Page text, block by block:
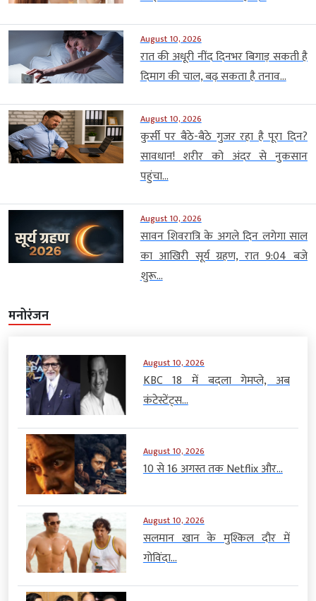
August 10, 2026
रात की अधूरी नींद दिनभर बिगाड़ सकती है
दिमाग की चाल, बढ़ सकता है तनाव...
August 10, 2026
कुर्सी पर बैठे-बैठे गुजर रहा है पूरा दिन?
सावधान! शरीर को अंदर से नुकसान
पहुंचा...
August 10, 2026
सावन शिवरात्रि के अगले दिन लगेगा साल
का आखिरी सूर्य ग्रहण, रात 9:04 बजे
शुरू...
मनोरंजन
August 10, 2026
KBC 18 में बदला गेमप्ले, अब
कंटेस्टेंट्स...
August 10, 2026
10 से 16 अगस्त तक Netflix और...
August 10, 2026
सलमान खान के मुश्किल दौर में
गोविंदा...